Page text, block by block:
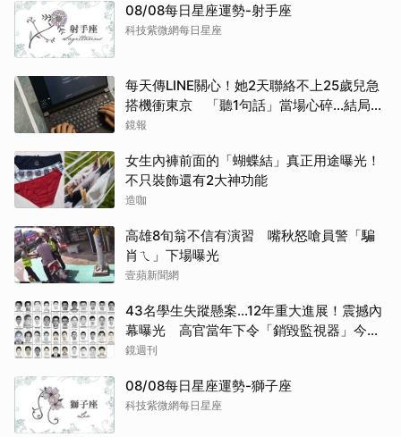
08/08每日星座運勢-射手座
科技紫微網每日星座
每天傳LINE關心！她2天聯絡不上25歲兒急
搭機衝東京 「聽1句話」當場心碎...結局看
哭網
鏡報
女生內褲前面的「蝴蝶結」真正用途曝光！
不只裝飾還有2大神功能
造咖
高雄8旬翁不信有演習 嘴秋怒嗆員警「騙
肖ㄟ」下場曝光
壹蘋新聞網
43名學生失蹤懸案...12年重大進展！震撼內
幕曝光 高官當年下令「銷毀監視器」今遭
逮
鏡週刊
08/08每日星座運勢-獅子座
科技紫微網每日星座